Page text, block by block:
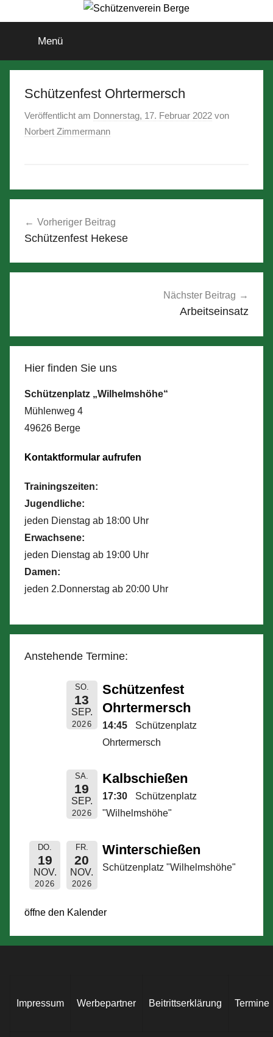
InhaltSchützenverein
Berge
Bogensport
für
Jung
Menü
Schützenfest Ohrtermersch
Veröffentlicht am Donnerstag, 17. Februar 2022 von
Norbert Zimmermann
Vorheriger Beitrag
Schützenfest Hekese
Nächster Beitrag
Arbeitseinsatz
Hier finden Sie uns
Schützenplatz „Wilhelmshöhe“
Mühlenweg 4
49626 Berge
Kontaktformular aufrufen
Trainingszeiten:
Jugendliche:
jeden Dienstag ab 18:00 Uhr
Erwachsene:
jeden Dienstag ab 19:00 Uhr
Damen:
jeden 2.Donnerstag ab 20:00 Uhr
Anstehende Termine:
SO.
13
SEP.
2026
Schützenfest
Ohrtermersch
14:45
Schützenplatz
Ohrtermersch
SA.
19
SEP.
2026
Kalbschießen
17:30
Schützenplatz
"Wilhelmshöhe"
DO.
19
NOV.
2026
FR.
20
NOV.
2026
Winterschießen
Schützenplatz "Wilhelmshöhe"
öffne den Kalender
Impressum Werbepartner Beitrittserklärung Termine